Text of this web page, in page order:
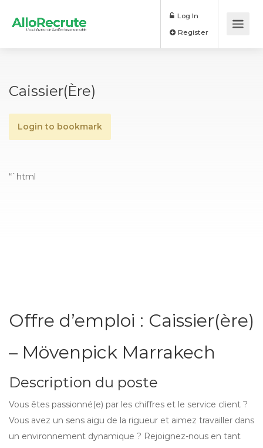
Log In
Caissier(ère)
Login to bookmark
“`html
Offre d’emploi : Caissier(ère)
– Mövenpick Marrakech
Description du poste
Vous êtes passionné(e) par les chiffres et le service client ?
Vous avez un sens aigu de la rigueur et aimez travailler dans
un environnement dynamique ? Rejoignez-nous en tant